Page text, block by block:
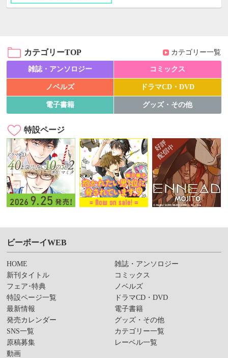
カテゴリーTOP カテゴリー一覧
雑誌・アンソロジー コミックス
ノベルズ ドラマCD・DVD
電子書籍 グッズ・その他
特設ページ
ビーボーイWEB
HOME
新刊タイトル
フェア･特典
特設ページ一覧
最新情報
発売カレンダー
SNS一覧
原稿募集
動画
雑誌・アンソロジー
コミックス
ノベルズ
ドラマCD・DVD
電子書籍
グッズ・その他
カテゴリー一覧
レーベル一覧